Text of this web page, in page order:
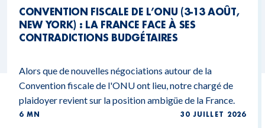
CONVENTION FISCALE DE L’ONU (3-13 AOÛT,
NEW YORK) : LA FRANCE FACE À SES
CONTRADICTIONS BUDGÉTAIRES
Alors que de nouvelles négociations autour de la
Convention fiscale de l'ONU ont lieu, notre chargé de
plaidoyer revient sur la position ambigüe de la France.
6 MN 30 JUILLET 2026